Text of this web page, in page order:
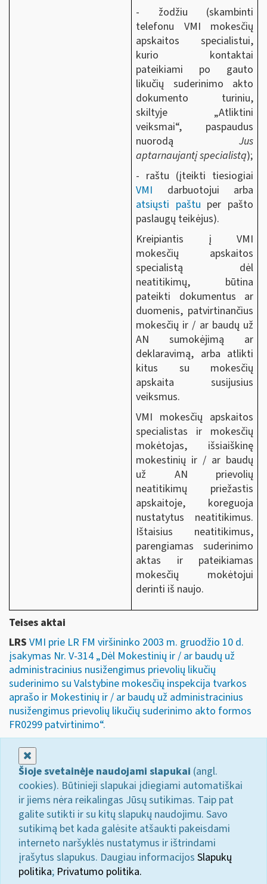
- žodžiu (skambinti
telefonu VMI mokesčių
apskaitos specialistui,
kurio kontaktai
pateikiami po gauto
likučių suderinimo akto
dokumento turiniu,
skiltyje „Atliktini
veiksmai“, paspaudus
nuorodą Jus
aptarnaujantį specialistą);
- raštu (įteikti tiesiogiai
VMI darbuotojui arba
atsiųsti paštu per pašto
paslaugų teikėjus).
Kreipiantis į VMI
mokesčių apskaitos
specialistą dėl
neatitikimų, būtina
pateikti dokumentus ar
duomenis, patvirtinančius
mokesčių ir / ar baudų už
AN sumokėjimą ar
deklaravimą, arba atlikti
kitus su mokesčių
apskaita susijusius
veiksmus.
VMI mokesčių apskaitos
specialistas ir mokesčių
mokėtojas, išsiaiškinę
mokestinių ir / ar baudų
už AN prievolių
neatitikimų priežastis
apskaitoje, koreguoja
nustatytus neatitikimus.
Ištaisius neatitikimus,
parengiamas suderinimo
aktas ir pateikiamas
mokesčių mokėtojui
derinti iš naujo.
Teises aktai
LRS VMI prie LR FM viršininko 2003 m. gruodžio 10 d.
įsakymas Nr. V-314 „Dėl Mokestinių ir / ar baudų už
administracinius nusižengimus prievolių likučių
suderinimo su Valstybine mokesčių inspekcija tvarkos
aprašo ir Mokestinių ir / ar baudų už administracinius
nusižengimus prievolių likučių suderinimo akto formos
FR0299 patvirtinimo“.
Šioje svetainėje naudojami slapukai (angl.
cookies). Būtinieji slapukai įdiegiami automatiškai
ir jiems nėra reikalingas Jūsų sutikimas. Taip pat
galite sutikti ir su kitų slapukų naudojimu. Savo
sutikimą bet kada galėsite atšaukti pakeisdami
interneto naršyklės nustatymus ir ištrindami
įrašytus slapukus. Daugiau informacijos Slapukų
politika; Privatumo politika.